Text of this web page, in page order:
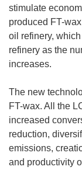
stimulate
produced FT-
oil refinery,
refinery as the
increases.
The new
FT-wax. All the
increased
reduction,
emissions,
and productivity